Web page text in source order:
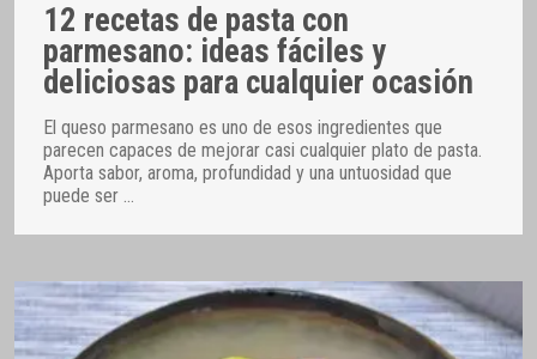
12 recetas de pasta con
parmesano: ideas fáciles y
deliciosas para cualquier ocasión
El queso parmesano es uno de esos ingredientes que
parecen capaces de mejorar casi cualquier plato de pasta.
Aporta sabor, aroma, profundidad y una untuosidad que
puede ser